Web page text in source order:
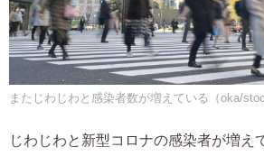
またじわじわと感染者数が増えている（oka/
じわじわと新型コロナの感染者が増え